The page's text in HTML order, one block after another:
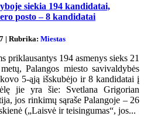
siekia 194 kandidatai,
posto – 8 kandidatai
| Rubrika: Miestas
priklausantys 194 asmenys sieks 21
Palangos miesto savivaldybės
5-ąją išskubėjo ir 8 kandidatai į
jie yra šie: Svetlana Grigorian
jos rinkimų sąraše Palangoje – 26
(„Laisvė ir teisingumas“, jos...